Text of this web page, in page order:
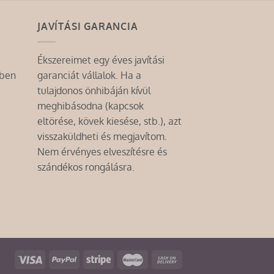
JAVÍTÁSI GARANCIA
Ékszereimet egy éves javítási
garanciát vállalok. Ha a
tulajdonos önhibáján kívül
meghibásodna (kapcsok
eltörése, kövek kiesése, stb.), azt
visszaküldheti és megjavítom.
Nem érvényes elveszítésre és
szándékos rongálásra.